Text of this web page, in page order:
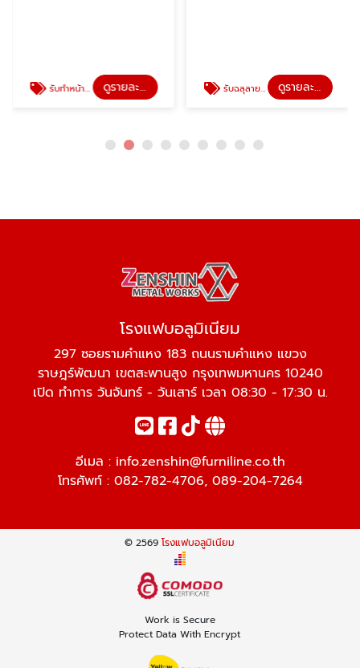
รับทำหน้าบานไม้ ดูรายละเอียด รับฉลุลาย3มิติ ดูรายละเอียด
โรงแฟบอลูมิเนียม
297 ซอยรามคำแหง 183 ถนนรามคำแหง แขวง
ราษฎร์พัฒนา เขตสะพานสูง กรุงเทพมหานคร 10240
เปิด ทำการ วันจันทร์ - วันเสาร์ เวลา 08:30 - 17:30 น.
อีเมล : info.zenshin@furniline.co.th
โทรศัพท์ : 082-782-4706, 089-204-7264
© 2569โรงแฟบอลูมิเนียม
Work is Secure
Protect Data With Encrypt